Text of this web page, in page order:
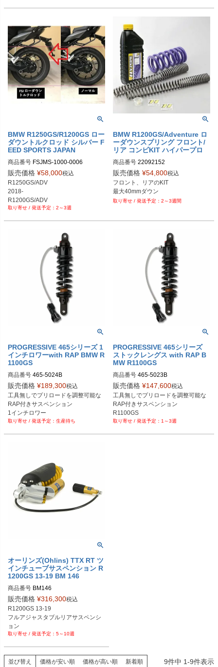
BMW R1250GS/R1200GS ロー
ダウントルクロッド シルバー F
EED SPORTS JAPAN
商品番号 FSJMS-1000-0006
販売価格 ¥58,000税込
R1250GS/ADV
2018-
R1200GS/ADV
2013-
2～3週
BMW R1200GS/Adventure ロ
ーダウンスプリング フロント/
リア コンビKIT ハイパープロ
商品番号 22092152
P049-5524
販売価格 ¥54,800税込
フロント、リアのKIT
最大40mmダウン
2～3週間
PROGRESSIVE 465シリーズ 1
インチロワーwith RAP BMW R
1100GS
商品番号 465-5024B
Bikers型番：777693
販売価格 ¥189,300税込
工具無しでプリロードを調整可能な
RAP付きサスペンション
1インチロワー
R1100GS
生産待ち
PROGRESSIVE 465シリーズ
ストックレングス with RAP B
MW R1100GS
商品番号 465-5023B
Bikers型番：777692
Drag型番：1310-0866
販売価格 ¥147,600税込
工具無しでプリロードを調整可能な
RAP付きサスペンション
R1100GS
1994～1999年
1～3週
オーリンズ(Ohlins) TTX RT ツ
インチューブサスペンション R
1200GS 13-19 BM 146
商品番号 BM146
EU型番：ohl_bm_146
販売価格 ¥316,300税込
R1200GS 13-19
フルアジャスタブルリアサスペンシ
ョン
5～10週
並び替え 価格が安い順 価格が高い順 新着順 9件中 1-9件表示